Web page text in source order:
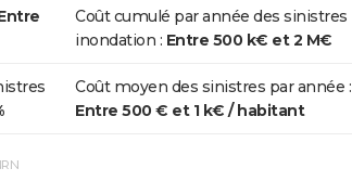
26/05/2009 2 j Non
2008 05/12/2008 2 j Oui
Coût cumulé par année des sinistres
inondation : Entre 500 k€ et 2 M€
Coût moyen des sinistres par année :
Entre 500 € et 1 k€ / habitant